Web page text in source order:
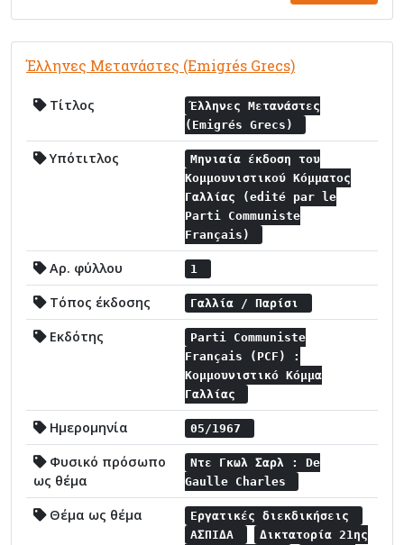
Έλληνες Μετανάστες (Emigrés Grecs)
Τίτλος
Έλληνες Μετανάστες
(Emigrés Grecs)
Υπότιτλος
Μηνιαία έκδοση του
Κομμουνιστικού Κόμματος
Γαλλίας (edité par le
Parti Communiste
Français)
Αρ. φύλλου 1
Τόπος έκδοσης Γαλλία / Παρίσι
Εκδότης
Parti Communiste
Français (PCF) :
Κομμουνιστικό Κόμμα
Γαλλίας
Ημερομηνία 05/1967
Φυσικό πρόσωπο
ως θέμα
Ντε Γκωλ Σαρλ : De
Gaulle Charles
Θέμα ως θέμα
Εργατικές διεκδικήσεις
ΑΣΠΙΔΑ
Δικτατορία 21ης